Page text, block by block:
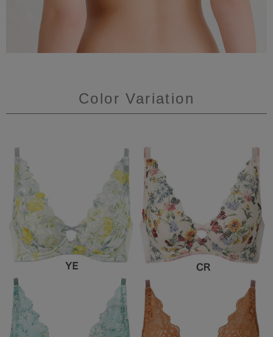
Color Variation